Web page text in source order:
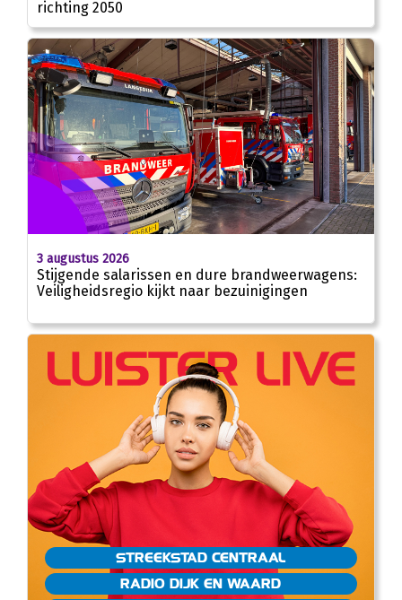
richting 2050
3 augustus 2026
Stijgende salarissen en dure brandweerwagens:
Veiligheidsregio kijkt naar bezuinigingen
STREEKSTAD CENTRAAL
RADIO DIJK EN WAARD